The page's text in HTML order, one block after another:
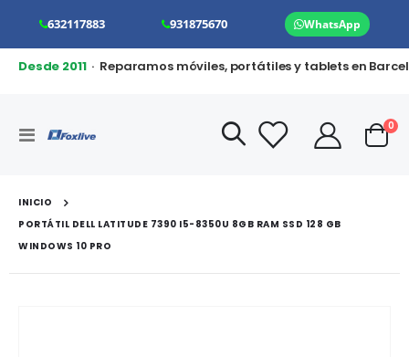
632117883 931875670 WhatsApp
Desde 2011· Reparamos móviles, portátiles y tablets en
Toggle
Cart
0
INICIO
PORTÁTIL DELL LATITUDE 7390 I5-8350U 8GB RAM SSD 128 GB
WINDOWS 10 PRO